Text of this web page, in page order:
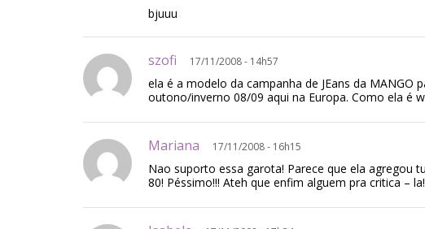
bjuuu
szofi 17/11/2008 - 14h57
ela é a modelo da campanha de JEans da MANGO
outono/inverno 08/09 aqui na Europa. Como ela é
Mariana 17/11/2008 - 16h15
Nao suporto essa garota! Parece que ela agregou
80! Péssimo!!! Ateh que enfim alguem pra critica – la!